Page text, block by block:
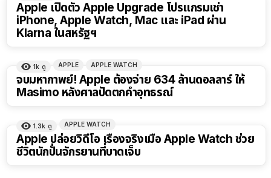
Apple เปิดตัว Apple Upgrade โปรแกรมเช่า
iPhone, Apple Watch, Mac และ iPad ผ่าน
Klarna ในสหรัฐฯ
1k ดู APPLE APPLE WATCH
จบมหากาพย์! Apple ต้องจ่าย 634 ล้านดอลลาร์ ให้
Masimo หลังศาลปัดตกคำอุทธรณ์
1.3k ดู APPLE WATCH
Apple ปล่อยวิดีโอ เรื่องจริงเมื่อ Apple Watch ช่วย
ชีวิตนักปั่นจักรยานที่บาดเจ็บ